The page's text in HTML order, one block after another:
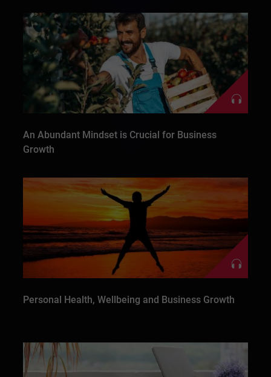
An Abundant Mindset is Crucial for Business
Growth
Personal Health, Wellbeing and Business Growth